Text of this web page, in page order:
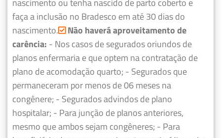
faça a inclusão no Bradesco em até 30 dias do
nascimento. Não haverá aproveitamento de
carência: - Nos casos de segurados oriundos de
planos enfermaria e que optem na contratação de
plano de acomodação quarto; - Segurados que
permaneceram por menos de 06 meses na
congênere; - Segurados advindos de plano
hospitalar; - Para junção de planos anteriores,
mesmo que ambos sejam congêneres; - Para